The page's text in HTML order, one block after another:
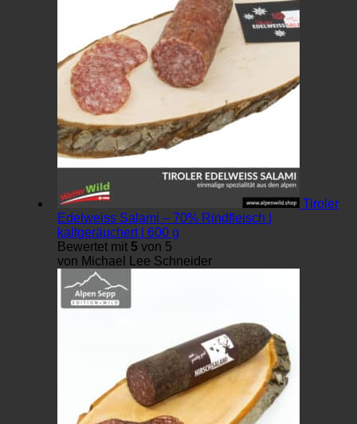
Tiroler
Edelweiss Salami – 70% Rindfleisch |
kaltgeräuchert | 600 g
Bewertet mit 5 von 5
von Michael Lee Schneider